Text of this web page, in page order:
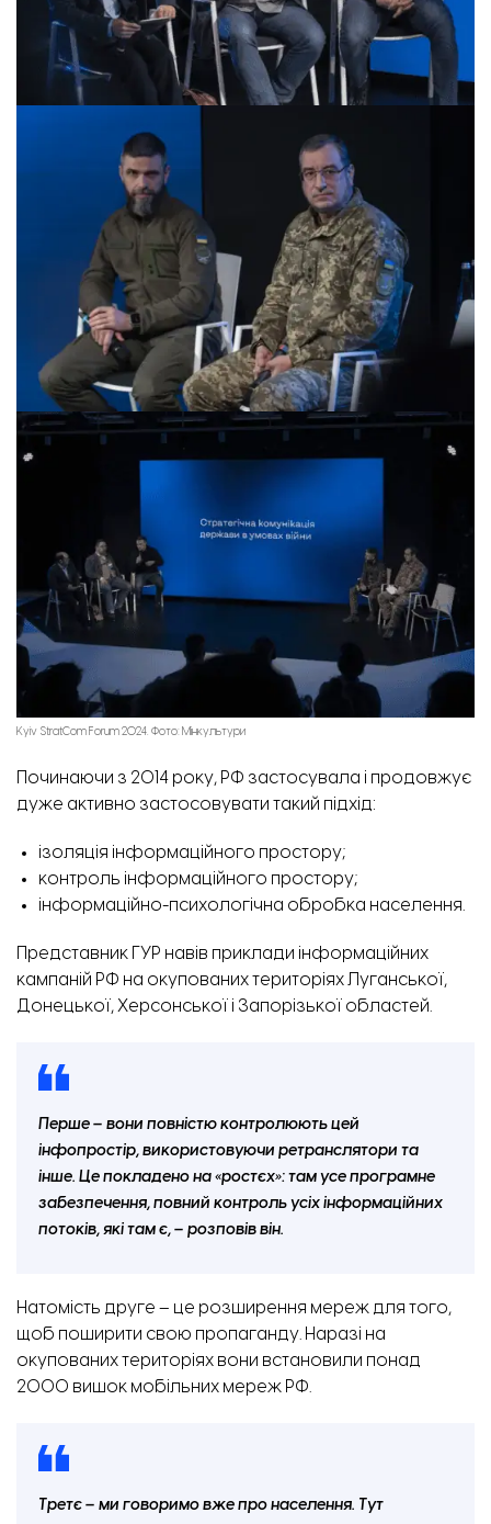
Kyiv StratCom Forum 2024. Фото: Мінкультури
Починаючи з 2014 року, РФ застосувала і продовжує
дуже активно застосовувати такий підхід:
ізоляція інформаційного простору;
контроль інформаційного простору;
інформаційно-психологічна обробка населення.
Представник ГУР навів приклади інформаційних
кампаній РФ на окупованих територіях Луганської,
Донецької, Херсонської і Запорізької областей.
Перше – вони повністю контролюють цей
інфопростір, використовуючи ретранслятори та
інше. Це покладено на «ростєх»: там усе програмне
забезпечення, повний контроль усіх інформаційних
потоків, які там є, – розповів він.
Натомість друге – це розширення мереж для того,
щоб поширити свою пропаганду. Наразі на
окупованих територіях вони встановили понад
2000 вишок мобільних мереж РФ.
Третє – ми говоримо вже про населення. Тут